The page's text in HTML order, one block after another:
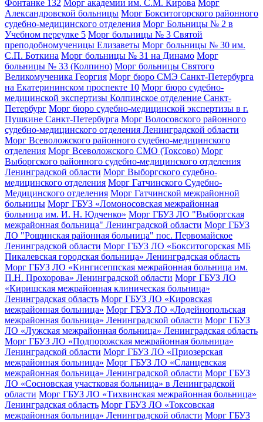
Фонтанке 132 Морг академии им. С.М. Кирова Морг
Александровской больницы Морг Бокситогорского районного
судебно-медицинского отделения Морг Больницы № 2 в
Учебном переулке 5 Морг больницы № 3 Святой
преподобномученицы Елизаветы Морг больницы № 30 им.
С.П. Боткина Морг больницы № 31 на Динамо Морг
больницы № 33 (Колпино) Морг больницы Святого
Великомученика Георгия Морг бюро СМЭ Санкт-Петербурга
на Екатерининском проспекте 10 Морг бюро судебно-
медицинской экспертизы Колпинское отделение Санкт-
Петербург Морг бюро судебно-медицинской экспертизы в г.
Пушкине Санкт-Петербурга Морг Волосовского районного
судебно-медицинского отделения Ленинградской области
Морг Всеволожского районного судебно-медицинского
отделения Морг Всеволожского СМО (Токсово) Морг
Выборгского районного судебно-медицинского отделения
Ленинградской области Морг Выборгского судебно-
медицинского отделения Морг Гатчинского Судебно-
Медицинского отделения Морг Гатчинской межрайонной
больницы Морг ГБУЗ «Ломоносовская межрайонная
больница им. И. Н. Юдченко» Морг ГБУЗ ЛО "Выборгская
межрайонная больница" Ленинградской области Морг ГБУЗ
ЛО "Рощинская районная больница" пос. Первомайское
Ленинградской области Морг ГБУЗ ЛО «Бокситогорская МБ
Пикалевская городская больница» Ленинградская область
Морг ГБУЗ ЛО «Кингисеппская межрайонная больница им.
П.Н. Прохорова» Ленинградской области Морг ГБУЗ ЛО
«Киришская межрайонная клиническая больница»
Ленинградская область Морг ГБУЗ ЛО «Кировская
межрайонная больница» Морг ГБУЗ ЛО «Лодейнопольская
межрайонная больница» Ленинградской области Морг ГБУЗ
ЛО «Лужская межрайонная больница» Ленинградская область
Морг ГБУЗ ЛО «Подпорожская межрайонная больница»
Ленинградской области Морг ГБУЗ ЛО «Приозерская
межрайонная больница» Морг ГБУЗ ЛО «Сланцевская
межрайонная больница» Ленинградской области Морг ГБУЗ
ЛО «Сосновская участковая больница» в Ленинградской
области Морг ГБУЗ ЛО «Тихвинская межрайонная больница»
Ленинградская область Морг ГБУЗ ЛО «Токсовская
межрайонная больница» Ленинградской области Морг ГБУЗ